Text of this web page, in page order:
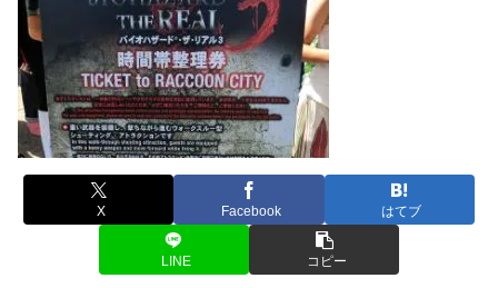
X Facebook はてブ
LINE コピー